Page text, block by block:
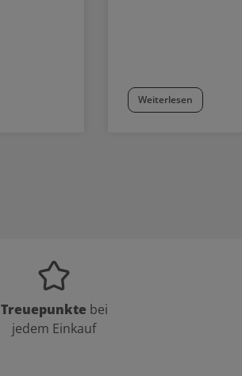
Weiterlesen
Treuepunkte bei
jedem Einkauf